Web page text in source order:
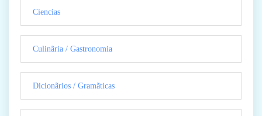
Ciencias
Culinãria / Gastronomia
Dicionãrios / Gramãticas